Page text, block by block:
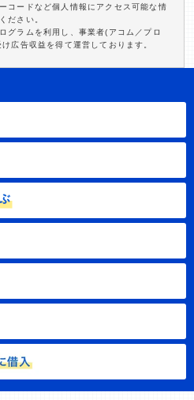
コードなど個人情報にアクセス可能な情
ださい。
グラムを利用し、事業者(アコム／プロ
広告収益を得て運営しております。